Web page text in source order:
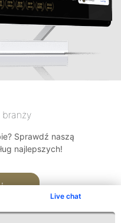
Live chat
Sprawdź naszą
najlepszych!